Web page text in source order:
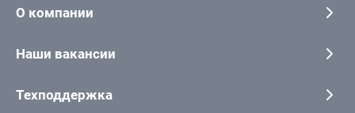
О компании
Наши вакансии
Техподдержка